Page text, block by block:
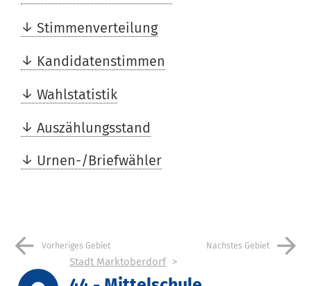
Stimmenverteilung
Kandidatenstimmen
Wahlstatistik
Auszählungsstand
Urnen-/Briefwähler
arrow_back Vorheriges Gebiet Nächstes Gebiet arrow_forward
Stadt Marktoberdorf